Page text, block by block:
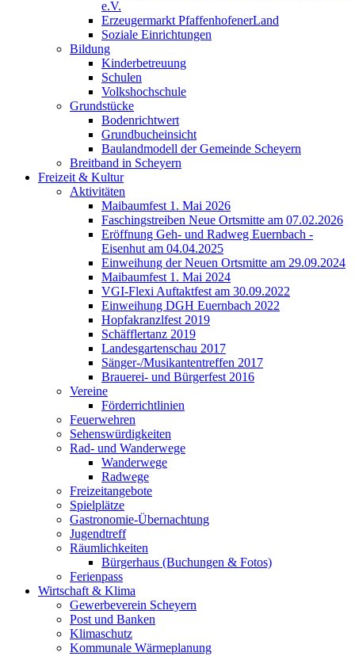
e.V.
Erzeugermarkt PfaffenhofenerLand
Soziale Einrichtungen
Bildung
Kinderbetreuung
Schulen
Volkshochschule
Grundstücke
Bodenrichtwert
Grundbucheinsicht
Baulandmodell der Gemeinde Scheyern
Breitband in Scheyern
Freizeit & Kultur
Aktivitäten
Maibaumfest 1. Mai 2026
Faschingstreiben Neue Ortsmitte am 07.02.2026
Eröffnung Geh- und Radweg Euernbach -
Eisenhut am 04.04.2025
Einweihung der Neuen Ortsmitte am 29.09.2024
Maibaumfest 1. Mai 2024
VGI-Flexi Auftaktfest am 30.09.2022
Einweihung DGH Euernbach 2022
Hopfakranzlfest 2019
Schäfflertanz 2019
Landesgartenschau 2017
Sänger-/Musikantentreffen 2017
Brauerei- und Bürgerfest 2016
Vereine
Förderrichtlinien
Feuerwehren
Sehenswürdigkeiten
Rad- und Wanderwege
Wanderwege
Radwege
Freizeitangebote
Spielplätze
Gastronomie-Übernachtung
Jugendtreff
Räumlichkeiten
Bürgerhaus (Buchungen & Fotos)
Ferienpass
Wirtschaft & Klima
Gewerbeverein Scheyern
Post und Banken
Klimaschutz
Kommunale Wärmeplanung